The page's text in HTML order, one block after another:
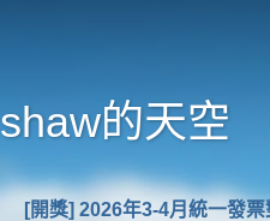
shaw的天空
[開獎] 2026年3-4月統一發